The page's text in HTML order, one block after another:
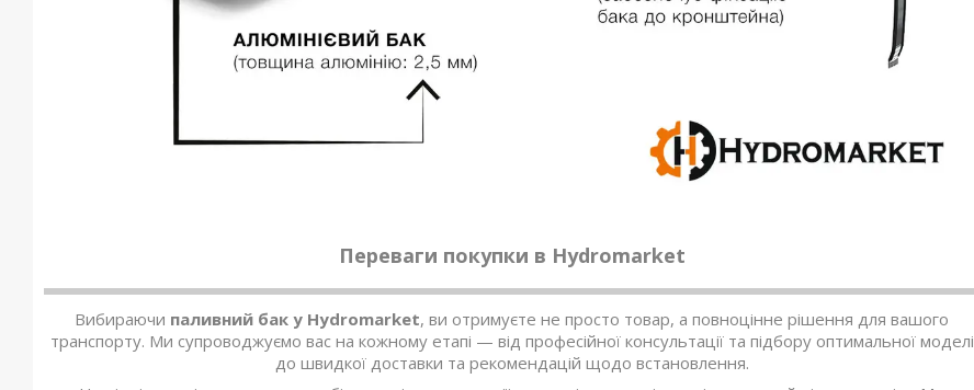
Переваги покупки в Hydromarket
Вибираючи паливний бак у Hydromarket, ви отримуєте не просто товар, а повноцінне рішення для вашого
транспорту. Ми супроводжуємо вас на кожному етапі — від професійної консультації та підбору оптимальної моделі
до швидкої доставки та рекомендацій щодо встановлення.